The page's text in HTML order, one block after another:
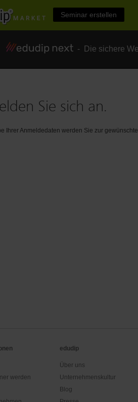
Seminar erstellen
- Die sichere
Sie sich an.
Ihrer Anmeldedaten werden Sie zur
werden
edudip
Über uns
Unternehmenskultur
Blog